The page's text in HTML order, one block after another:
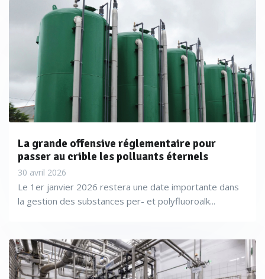
La grande offensive réglementaire pour
passer au crible les polluants éternels
30 avril 2026
Le 1er janvier 2026 restera une date importante dans
la gestion des substances per- et polyfluoroalk...